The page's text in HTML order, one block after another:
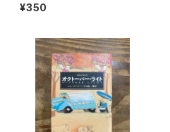
¥350